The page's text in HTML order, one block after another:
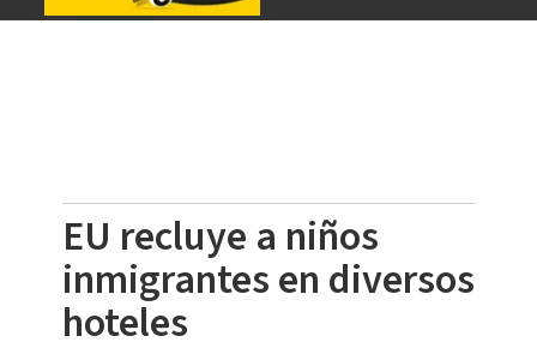
EU recluye a niños
inmigrantes en diversos
hoteles